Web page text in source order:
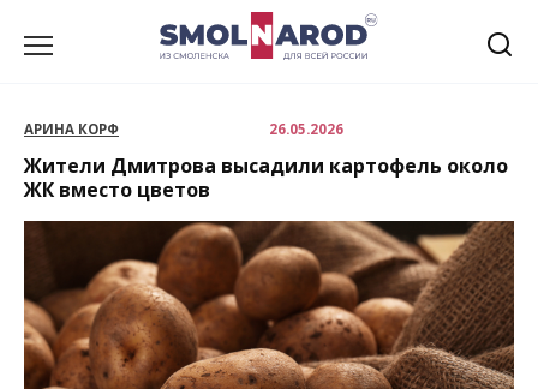
АРИНА КОРФ 26.05.2026
Жители Дмитрова высадили картофель около
ЖК вместо цветов